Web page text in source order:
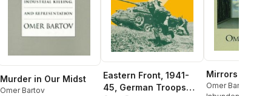
Murder in Our Midst
Omer Bartov
Eastern Front, 1941-
45, German Troops
Mirrors of
Omer Bartov